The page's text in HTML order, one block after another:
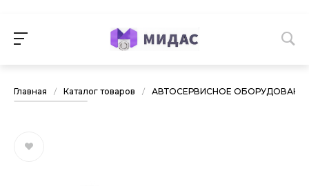
Главная / Каталог товаров / АВТОСЕРВИСНОЕ